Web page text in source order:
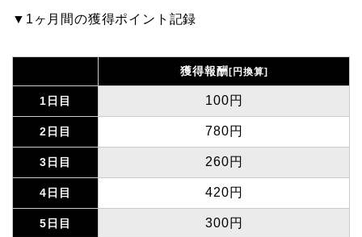
▼1ヶ月間の獲得ポイント記録
獲得報酬[円換算]
1日目 100円
2日目 780円
3日目 260円
4日目 420円
5日目 300円